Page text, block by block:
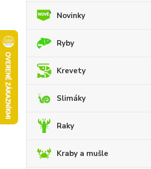
Novinky
Ryby
Krevety
Slimáky
Raky
Kraby a mušle